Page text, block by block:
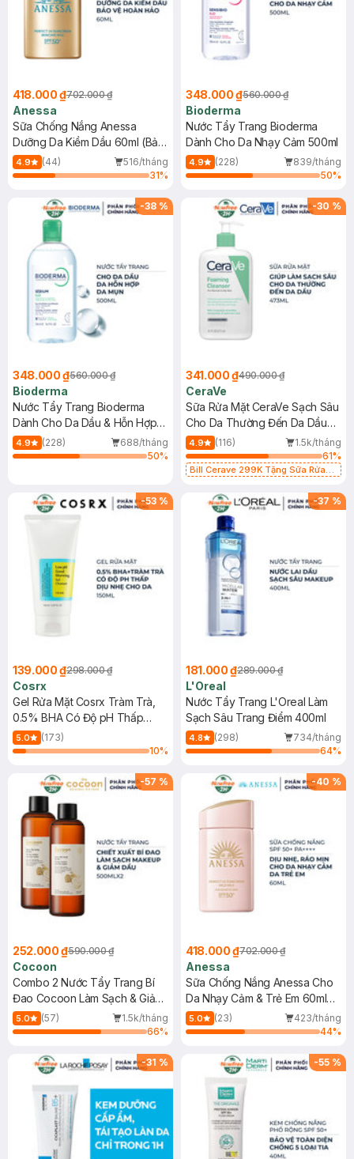
418.000 ₫702.000 ₫
Anessa
Sữa Chống Nắng Anessa
Dưỡng Da Kiềm Dầu 60ml (Bản
Mới)
4.9 (44)
516/tháng
31%
348.000 ₫560.000 ₫
Bioderma
Nước Tẩy Trang Bioderma
Dành Cho Da Nhạy Cảm 500ml
4.9 (228)
839/tháng
50%
-38 %
348.000 ₫560.000 ₫
Bioderma
Nước Tẩy Trang Bioderma
Dành Cho Da Dầu & Hỗn Hợp
500ml
4.9 (228)
688/tháng
50%
-30 %
341.000 ₫490.000 ₫
CeraVe
Sữa Rửa Mặt CeraVe Sạch Sâu
Cho Da Thường Đến Da Dầu
473ml
4.9 (116)
1.5k/tháng
61%
Bill Cerave 299K Tặng Sữa Rửa
-53 %
139.000 ₫298.000 ₫
Cosrx
Gel Rửa Mặt Cosrx Tràm Trà,
0.5% BHA Có Độ pH Thấp
150ml
5.0
(173)
10%
-37 %
181.000 ₫289.000 ₫
L'Oreal
Nước Tẩy Trang L'Oreal Làm
Sạch Sâu Trang Điểm 400ml
4.8 (298)
734/tháng
64%
-57 %
252.000 ₫590.000 ₫
Cocoon
Combo 2 Nước Tẩy Trang Bí
Đao Cocoon Làm Sạch & Giảm
Dầu 500ml
5.0 (57)
1.5k/tháng
66%
-40 %
418.000 ₫702.000 ₫
Anessa
Sữa Chống Nắng Anessa Cho
Da Nhạy Cảm & Trẻ Em 60ml
(Mới)
5.0 (23)
423/tháng
44%
-31 % -55 %